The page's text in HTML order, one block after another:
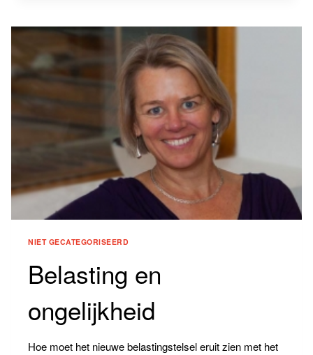
NIET GECATEGORISEERD
Belasting en
ongelijkheid
Hoe moet het nieuwe belastingstelsel eruit zien met het